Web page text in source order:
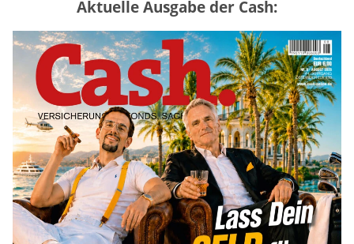
Vermieter-Zutritt: Wann Mieter
die Wohnung öffnen müssen
mehr
Goldpreis erreicht Sieben-Wochen-
Hoch nach schwachen US-Jobdaten
mehr
US-Kryptogesetz auf der Kippe:
Drei Streitpunkte bremsen den CLARITY
Aktuelle Ausgabe der Cash: